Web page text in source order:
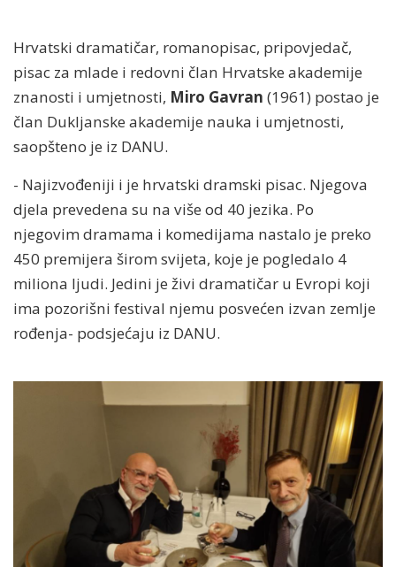
Hrvatski dramatičar, romanopisac, pripovjedač,
pisac za mlade i redovni član Hrvatske akademije
znanosti i umjetnosti, Miro Gavran (1961) postao je
član Dukljanske akademije nauka i umjetnosti,
saopšteno je iz DANU.
- Najizvođeniji i je hrvatski dramski pisac. Njegova
djela prevedena su na više od 40 jezika. Po
njegovim dramama i komedijama nastalo je preko
450 premijera širom svijeta, koje je pogledalo 4
miliona ljudi. Jedini je živi dramatičar u Evropi koji
ima pozorišni festival njemu posvećen izvan zemlje
rođenja- podsjećaju iz DANU.